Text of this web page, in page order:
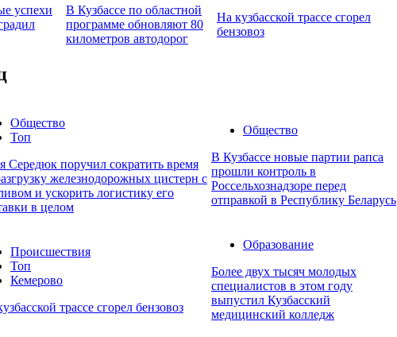
успехи
В Кузбассе по областной
программе обновляют 80
километров автодорог
На кузбасской трассе сгорел
бензовоз
Общество
Топ
Середюк поручил сократить время
железнодорожных цистерн с
и ускорить логистику его
в целом
Общество
В Кузбассе новые партии рапса
прошли контроль в
Россельхознадзоре перед
отправкой в Республику Беларусь
Происшествия
Топ
Кемерово
трассе сгорел бензовоз
Образование
Более двух тысяч молодых
специалистов в этом году
выпустил Кузбасский
медицинский колледж